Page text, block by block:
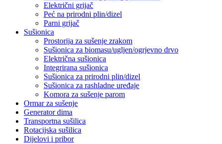
Električni grijač
Peć na prirodni plin/dizel
Parni grijač
Sušionica
Prostorija za sušenje zrakom
Sušionica za biomasu/ugljen/ogrjevno drvo
Električna sušionica
Integrirana sušionica
Sušionica za prirodni plin/dizel
Sušionica za rashladne uređaje
Komora za sušenje parom
Ormar za sušenje
Generator dima
Transportna sušilica
Rotacijska sušilica
Dijelovi i pribor